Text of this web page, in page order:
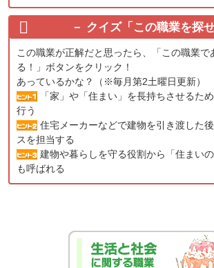
クイズ「この職業を探せ
この職業が正解だと思ったら、「この職業で
る！」ボタンをクリック！
あっているかな？（※毎月第2土曜日更新）
「家」や「住まい」を長持ちさせるた
行う
住宅メーカーなどで建物を引き渡した
スを担当する
建物や暮らしを守る役割から「住まい
も呼ばれる